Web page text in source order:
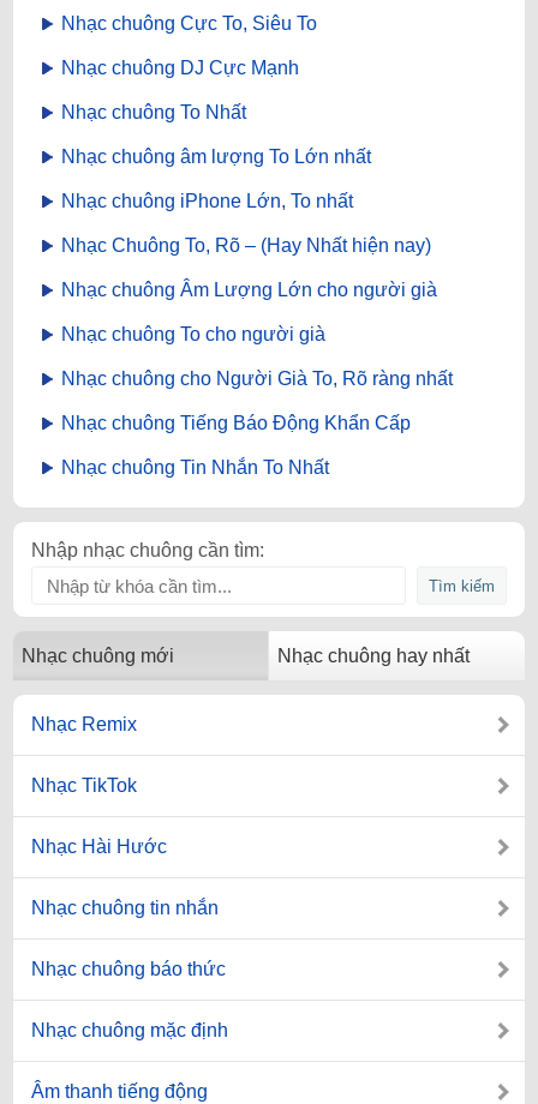
Nhạc chuông Cực To, Siêu To
Nhạc chuông DJ Cực Mạnh
Nhạc chuông To Nhất
Nhạc chuông âm lượng To Lớn nhất
Nhạc chuông iPhone Lớn, To nhất
Nhạc Chuông To, Rõ – (Hay Nhất hiện nay)
Nhạc chuông Âm Lượng Lớn cho người già
Nhạc chuông To cho người già
Nhạc chuông cho Người Già To, Rõ ràng nhất
Nhạc chuông Tiếng Báo Động Khẩn Cấp
Nhạc chuông Tin Nhắn To Nhất
Nhập nhạc chuông cần tìm:
Nhạc chuông mới Nhạc chuông hay nhất
Nhạc Remix
Nhạc TikTok
Nhạc Hài Hước
Nhạc chuông tin nhắn
Nhạc chuông báo thức
Nhạc chuông mặc định
Âm thanh tiếng động